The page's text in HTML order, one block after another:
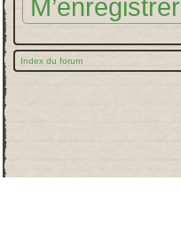
M’enregistrer
Index du forum